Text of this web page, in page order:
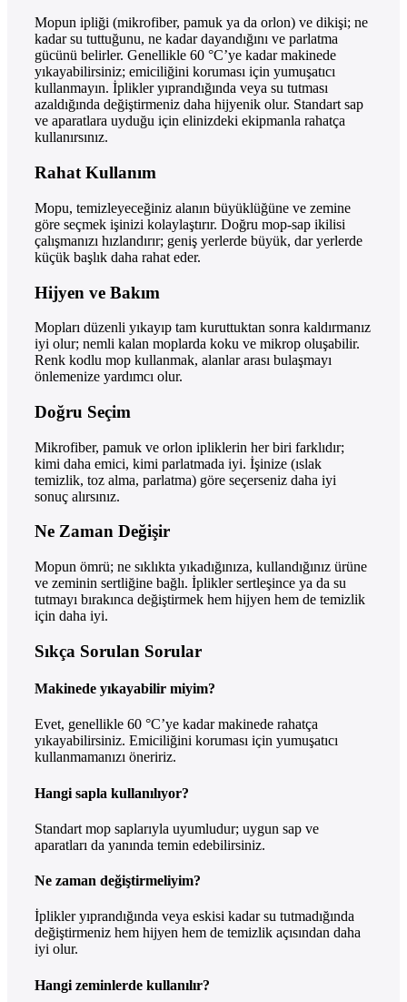
Mopun ipliği (mikrofiber, pamuk ya da orlon) ve dikişi; ne
kadar su tuttuğunu, ne kadar dayandığını ve parlatma
gücünü belirler. Genellikle 60 °C’ye kadar makinede
yıkayabilirsiniz; emiciliğini koruması için yumuşatıcı
kullanmayın. İplikler yıprandığında veya su tutması
azaldığında değiştirmeniz daha hijyenik olur. Standart sap
ve aparatlara uyduğu için elinizdeki ekipmanla rahatça
kullanırsınız.
Rahat Kullanım
Mopu, temizleyeceğiniz alanın büyüklüğüne ve zemine
göre seçmek işinizi kolaylaştırır. Doğru mop-sap ikilisi
çalışmanızı hızlandırır; geniş yerlerde büyük, dar yerlerde
küçük başlık daha rahat eder.
Hijyen ve Bakım
Mopları düzenli yıkayıp tam kuruttuktan sonra kaldırmanız
iyi olur; nemli kalan moplarda koku ve mikrop oluşabilir.
Renk kodlu mop kullanmak, alanlar arası bulaşmayı
önlemenize yardımcı olur.
Doğru Seçim
Mikrofiber, pamuk ve orlon ipliklerin her biri farklıdır;
kimi daha emici, kimi parlatmada iyi. İşinize (ıslak
temizlik, toz alma, parlatma) göre seçerseniz daha iyi
sonuç alırsınız.
Ne Zaman Değişir
Mopun ömrü; ne sıklıkta yıkadığınıza, kullandığınız ürüne
ve zeminin sertliğine bağlı. İplikler sertleşince ya da su
tutmayı bırakınca değiştirmek hem hijyen hem de temizlik
için daha iyi.
Sıkça Sorulan Sorular
Makinede yıkayabilir miyim?
Evet, genellikle 60 °C’ye kadar makinede rahatça
yıkayabilirsiniz. Emiciliğini koruması için yumuşatıcı
kullanmamanızı öneririz.
Hangi sapla kullanılıyor?
Standart mop saplarıyla uyumludur; uygun sap ve
aparatları da yanında temin edebilirsiniz.
Ne zaman değiştirmeliyim?
İplikler yıprandığında veya eskisi kadar su tutmadığında
değiştirmeniz hem hijyen hem de temizlik açısından daha
iyi olur.
Hangi zeminlerde kullanılır?